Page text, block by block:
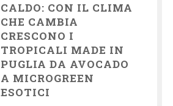
CALDO: CON IL CLIMA
CHE CAMBIA
CRESCONO I
TROPICALI MADE IN
PUGLIA DA AVOCADO
A MICROGREEN
ESOTICI